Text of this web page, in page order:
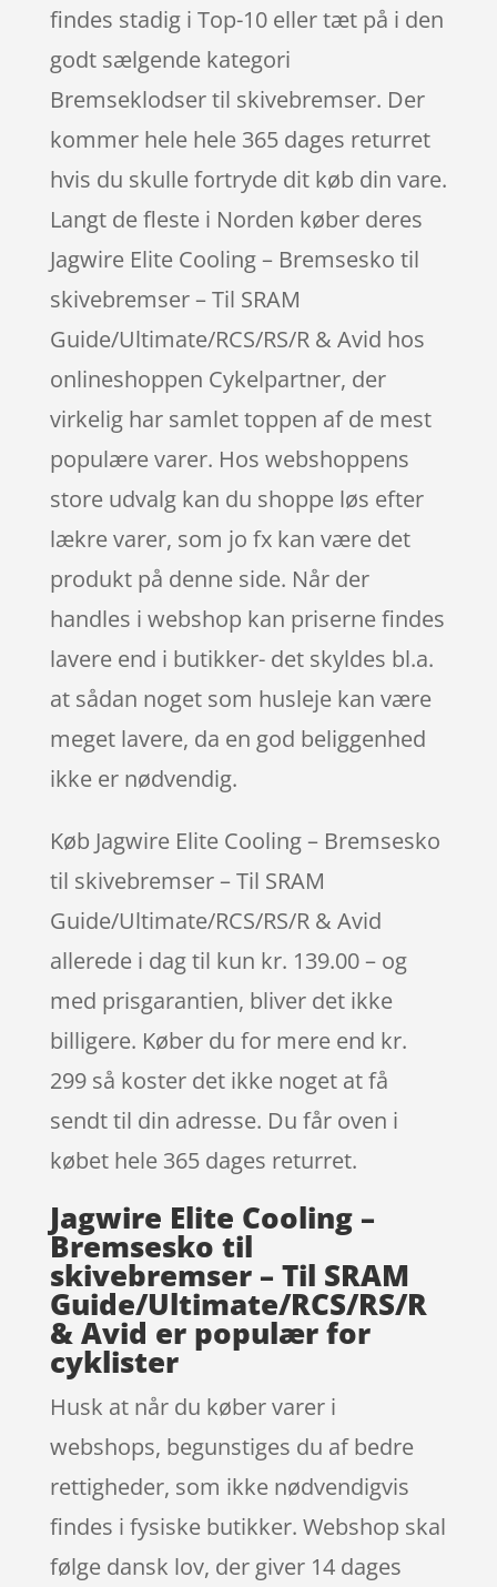
findes stadig i Top-10 eller tæt på i den
godt sælgende kategori
Bremseklodser til skivebremser. Der
kommer hele hele 365 dages returret
hvis du skulle fortryde dit køb din vare.
Langt de fleste i Norden køber deres
Jagwire Elite Cooling – Bremsesko til
skivebremser – Til SRAM
Guide/Ultimate/RCS/RS/R & Avid hos
onlineshoppen Cykelpartner, der
virkelig har samlet toppen af de mest
populære varer. Hos webshoppens
store udvalg kan du shoppe løs efter
lækre varer, som jo fx kan være det
produkt på denne side. Når der
handles i webshop kan priserne findes
lavere end i butikker- det skyldes bl.a.
at sådan noget som husleje kan være
meget lavere, da en god beliggenhed
ikke er nødvendig.
Køb Jagwire Elite Cooling – Bremsesko
til skivebremser – Til SRAM
Guide/Ultimate/RCS/RS/R & Avid
allerede i dag til kun kr. 139.00 – og
med prisgarantien, bliver det ikke
billigere. Køber du for mere end kr.
299 så koster det ikke noget at få
sendt til din adresse. Du får oven i
købet hele 365 dages returret.
Jagwire Elite Cooling –
Bremsesko til
skivebremser – Til SRAM
Guide/Ultimate/RCS/RS/R
& Avid er populær for
cyklister
Husk at når du køber varer i
webshops, begunstiges du af bedre
rettigheder, som ikke nødvendigvis
findes i fysiske butikker. Webshop skal
følge dansk lov, der giver 14 dages